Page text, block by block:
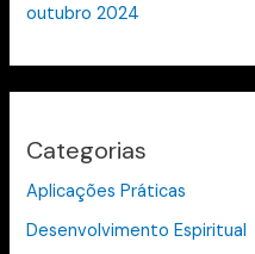
outubro 2024
Categorias
Aplicações Práticas
Desenvolvimento Espiritual